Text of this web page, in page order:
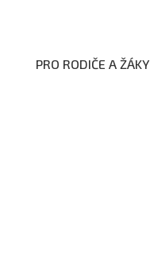
PRO RODIČE A ŽÁKY